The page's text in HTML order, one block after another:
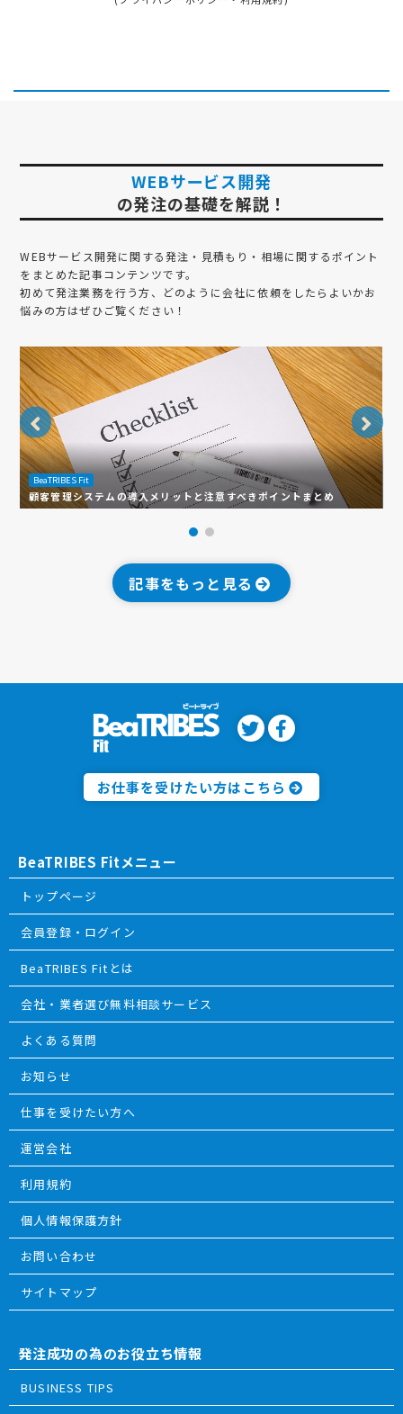
WEBサービス開発
の発注の基礎を解説！
WEBサービス開発に関する発注・見積もり・相場に関するポイント
をまとめた記事コンテンツです。
初めて発注業務を行う方、どのように会社に依頼をしたらよいかお
悩みの方はぜひご覧ください！
BeaTRIBES Fit
顧客管理システムの導入メリットと注意すべきポイントまとめ
記事をもっと見る
お仕事を受けたい方はこちら
BeaTRIBES Fitメニュー
トップページ
会員登録・ログイン
BeaTRIBES Fitとは
会社・業者選び無料相談サービス
よくある質問
お知らせ
仕事を受けたい方へ
運営会社
利用規約
個人情報保護方針
お問い合わせ
サイトマップ
発注成功の為のお役立ち情報
BUSINESS TIPS